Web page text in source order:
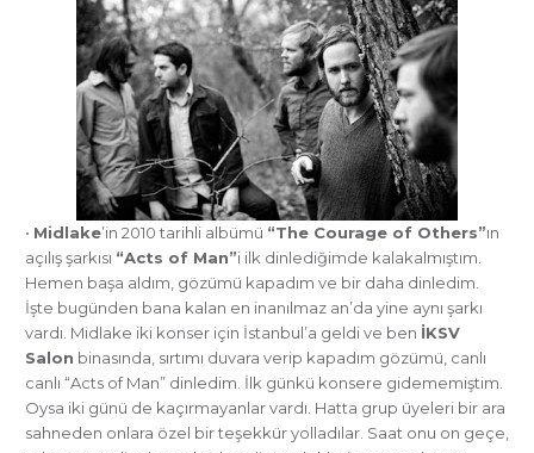
• Midlake’in 2010 tarihli albümü “The Courage of Others”ın
açılış şarkısı “Acts of Man”i ilk dinlediğimde kalakalmıştım.
Hemen başa aldım, gözümü kapadım ve bir daha dinledim.
İşte bugünden bana kalan en inanılmaz an’da yine aynı şarkı
vardı. Midlake iki konser için İstanbul’a geldi ve ben İKSV
Salon binasında, sırtımı duvara verip kapadım gözümü, canlı
canlı “Acts of Man” dinledim. İlk günkü konsere gidememiştim.
Oysa iki günü de kaçırmayanlar vardı. Hatta grup üyeleri bir ara
sahneden onlara özel bir teşekkür yolladılar. Saat onu on geçe,